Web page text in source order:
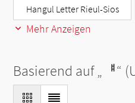
Hangul Letter Rieul-Sios
Mehr Anzeigen
Basierend auf „ ᅤ“